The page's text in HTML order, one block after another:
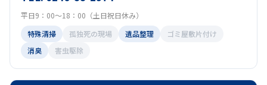
平日9：00～18：00（土日祝日休み）
特殊清掃
孤独死の現場 遺品整理
ゴミ屋敷片付け
消臭
害虫駆除